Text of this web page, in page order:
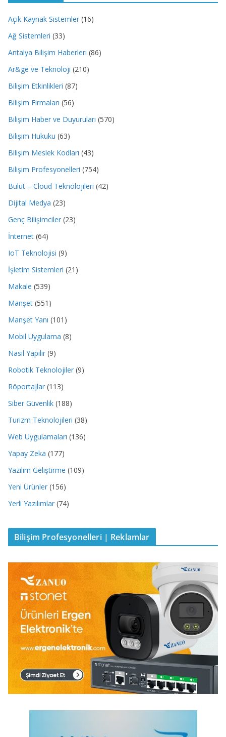
Açık Kaynak Sistemler (16)
Ağ Sistemleri (33)
Antalya Bilişim Haberleri (86)
Ar&ge ve Teknoloji (210)
Bilişim Etkinlikleri (87)
Bilişim Firmaları (56)
Bilişim Haber ve Duyuruları (570)
Bilişim Hukuku (63)
Bilişim Meslek Kodları (43)
Bilişim Profesyonelleri (754)
Bulut – Cloud Teknolojileri (42)
Dijital Medya (23)
Genç Bilişimciler (23)
İnternet (64)
IoT Teknolojisi (9)
İşletim Sistemleri (21)
Makale (539)
Manşet (551)
Manşet Yanı (101)
Mobil Uygulama (8)
Nasıl Yapılır (9)
Robotik Teknolojiler (9)
Röportajlar (113)
Siber Güvenlik (188)
Turizm Teknolojileri (38)
Web Uygulamaları (136)
Yapay Zeka (177)
Yazılım Geliştirme (109)
Yeni Ürünler (156)
Yerli Yazılımlar (74)
Bilişim Profesyonelleri | Reklamlar